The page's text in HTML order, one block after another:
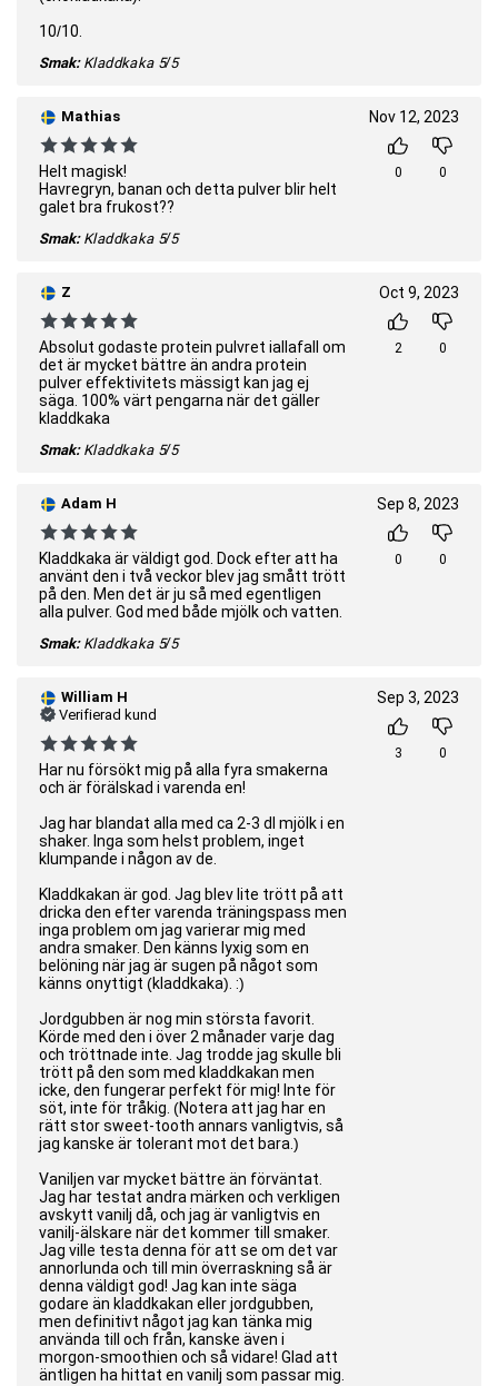
10/10.
Smak: Kladdkaka 5/5
Mathias
Helt magisk!
Havregryn, banan och detta pulver blir helt
galet bra frukost??
Smak: Kladdkaka 5/5
Nov 12, 2023
0 0
Z
Absolut godaste protein pulvret iallafall om
det är mycket bättre än andra protein
pulver effektivitets mässigt kan jag ej
säga. 100% värt pengarna när det gäller
kladdkaka
Smak: Kladdkaka 5/5
Oct 9, 2023
2 0
Adam H
Kladdkaka är väldigt god. Dock efter att ha
använt den i två veckor blev jag smått trött
på den. Men det är ju så med egentligen
alla pulver. God med både mjölk och vatten.
Smak: Kladdkaka 5/5
Sep 8, 2023
0 0
William H
Verifierad kund
Har nu försökt mig på alla fyra smakerna
och är förälskad i varenda en!
Jag har blandat alla med ca 2-3 dl mjölk i en
shaker. Inga som helst problem, inget
klumpande i någon av de.
Kladdkakan är god. Jag blev lite trött på att
dricka den efter varenda träningspass men
inga problem om jag varierar mig med
andra smaker. Den känns lyxig som en
belöning när jag är sugen på något som
känns onyttigt (kladdkaka). :)
Jordgubben är nog min största favorit.
Körde med den i över 2 månader varje dag
och tröttnade inte. Jag trodde jag skulle bli
trött på den som med kladdkakan men
icke, den fungerar perfekt för mig! Inte för
söt, inte för tråkig. (Notera att jag har en
rätt stor sweet-tooth annars vanligtvis, så
jag kanske är tolerant mot det bara.)
Vaniljen var mycket bättre än förväntat.
Jag har testat andra märken och verkligen
avskytt vanilj då, och jag är vanligtvis en
vanilj-älskare när det kommer till smaker.
Jag ville testa denna för att se om det var
annorlunda och till min överraskning så är
denna väldigt god! Jag kan inte säga
godare än kladdkakan eller jordgubben,
men definitivt något jag kan tänka mig
använda till och från, kanske även i
morgon-smoothien och så vidare! Glad att
äntligen ha hittat en vanilj som passar mig.
Sep 3, 2023
3 0